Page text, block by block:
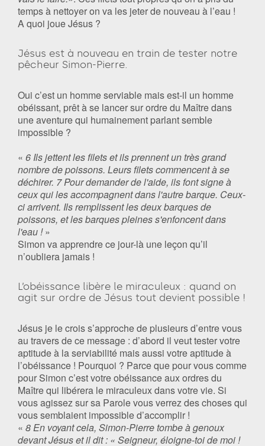
temps à nettoyer on va les jeter de nouveau à l’eau !
A quoi joue Jésus ?
Jésus est à nouveau en train de tester notre
pêcheur Simon-Pierre.
Oui c’est un homme serviable mais est-il un homme
obéissant, prêt à se lancer sur ordre du Maître dans
une aventure qui humainement parlant semble
impossible ?
« 6 Ils jettent les filets et ils prennent un très grand
nombre de poissons. Leurs filets commencent à se
déchirer. 7 Pour demander de l'aide, ils font signe à
ceux qui les accompagnent dans l'autre barque. Ceux-
ci arrivent. Ils remplissent les deux barques de
poissons, et les barques pleines s'enfoncent dans
l'eau !»
Simon va apprendre ce jour-là une leçon qu’il
n’oubliera jamais !
L’obéissance libère le miraculeux : quand on
agit sur ordre de Jésus tout devient possible !
Jésus je le crois s’approche de plusieurs d’entre vous
au travers de ce message : d’abord il veut tester votre
aptitude à la serviabilité mais aussi votre aptitude à
l’obéissance ! Pourquoi ? Parce que pour vous comme
pour Simon c’est votre obéissance aux ordres du
Maître qui libérera le miraculeux dans votre vie. Si
vous agissez sur sa Parole vous verrez des choses qui
vous semblaient impossible d’accomplir !
« 8 En voyant cela, Simon-Pierre tombe à genoux
devant Jésus et il dit : « Seigneur, éloigne-toi de moi !